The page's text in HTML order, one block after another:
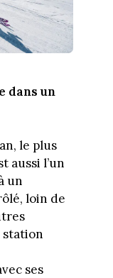
dans un
le plus
aussi l’un
un
loin de
ses